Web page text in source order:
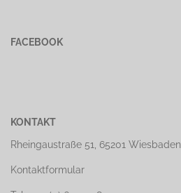
FACEBOOK
KONTAKT
Rheingaustraße 51, 65201 Wiesbaden
Kontaktformular